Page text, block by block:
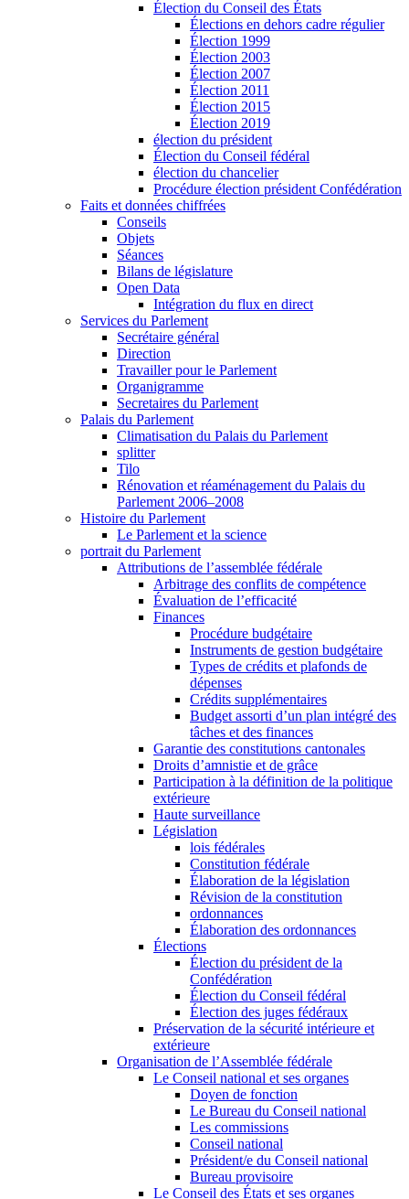
Élection du Conseil des États
Élections en dehors cadre régulier
Élection 1999
Élection 2003
Élection 2007
Élection 2011
Élection 2015
Élection 2019
élection du président
Élection du Conseil fédéral
élection du chancelier
Procédure élection président Confédération
Faits et données chiffrées
Conseils
Objets
Séances
Bilans de législature
Open Data
Intégration du flux en direct
Services du Parlement
Secrétaire général
Direction
Travailler pour le Parlement
Organigramme
Secretaires du Parlement
Palais du Parlement
Climatisation du Palais du Parlement
splitter
Tilo
Rénovation et réaménagement du Palais du
Parlement 2006–2008
Histoire du Parlement
Le Parlement et la science
portrait du Parlement
Attributions de l’assemblée fédérale
Arbitrage des conflits de compétence
Évaluation de l’efficacité
Finances
Procédure budgétaire
Instruments de gestion budgétaire
Types de crédits et plafonds de
dépenses
Crédits supplémentaires
Budget assorti d’un plan intégré des
tâches et des finances
Garantie des constitutions cantonales
Droits d’amnistie et de grâce
Participation à la définition de la politique
extérieure
Haute surveillance
Législation
lois fédérales
Constitution fédérale
Élaboration de la législation
Révision de la constitution
ordonnances
Élaboration des ordonnances
Élections
Élection du président de la
Confédération
Élection du Conseil fédéral
Élection des juges fédéraux
Préservation de la sécurité intérieure et
extérieure
Organisation de l’Assemblée fédérale
Le Conseil national et ses organes
Doyen de fonction
Le Bureau du Conseil national
Les commissions
Conseil national
Président/e du Conseil national
Bureau provisoire
Le Conseil des États et ses organes